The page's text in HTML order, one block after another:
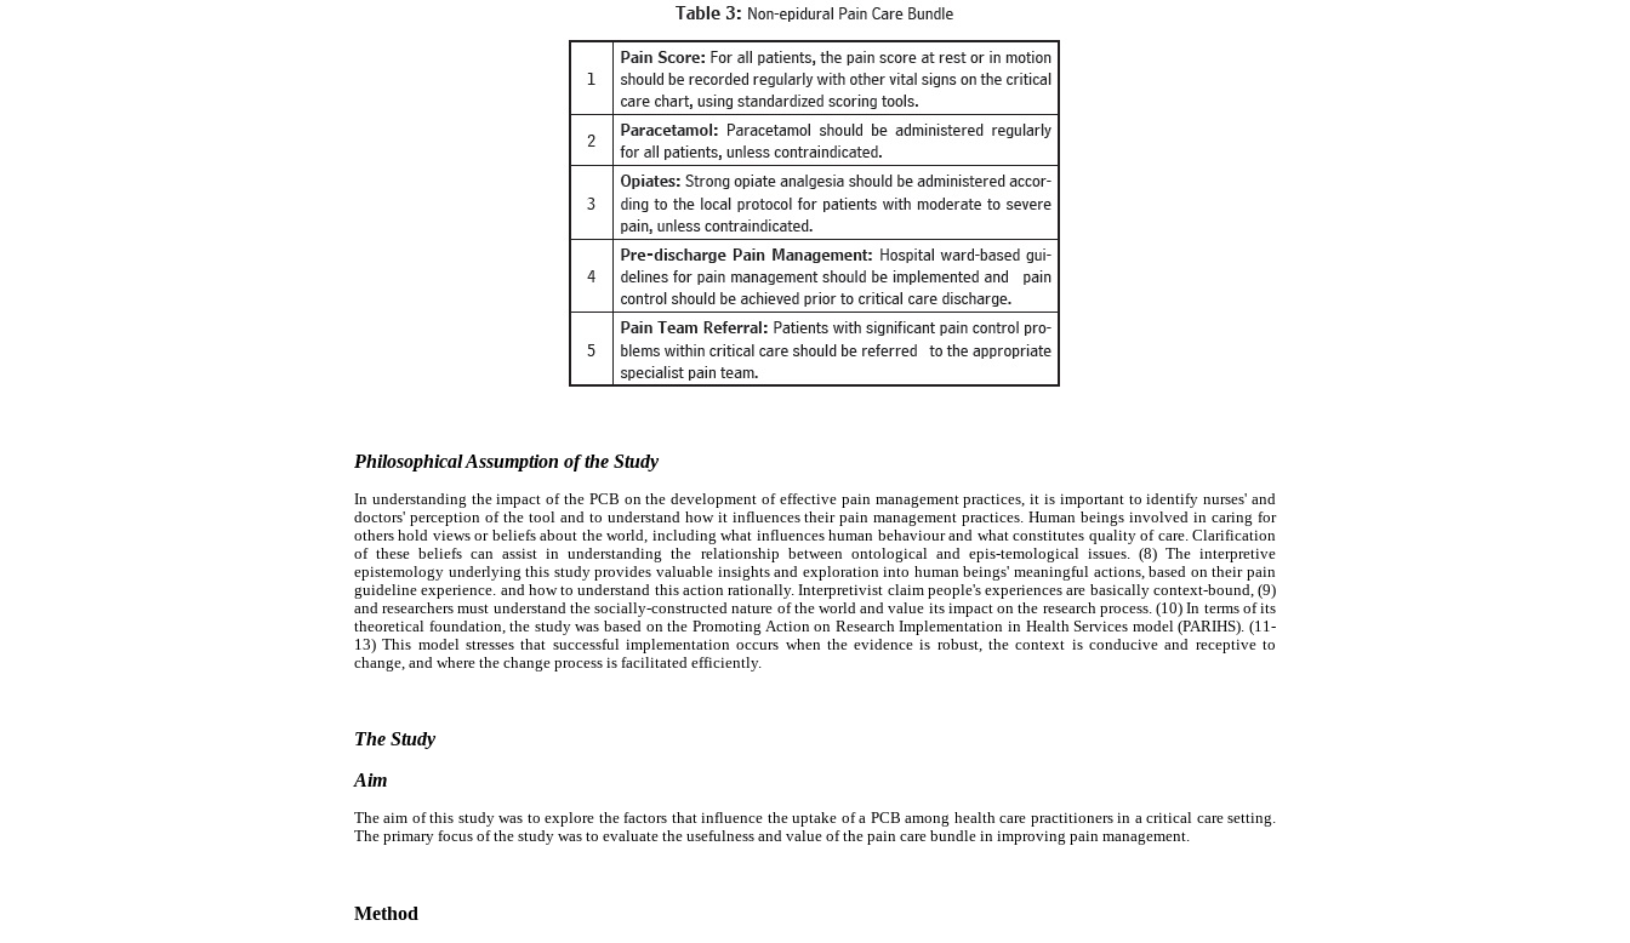
Philosophical Assumption of the Study
In understanding the impact of the PCB on the development of effective pain management practices, it is important to identify nurses' and
doctors' perception of the tool and to understand how it influences their pain management practices. Human beings involved in caring for
others hold views or beliefs about the world, including what influences human behaviour and what constitutes quality of care. Clarification
of these beliefs can assist in understanding the relationship between ontological and epis-temological issues. (8) The interpretive
epistemology underlying this study provides valuable insights and exploration into human beings' meaningful actions, based on their pain
guideline experience. and how to understand this action rationally. Interpretivist claim people's experiences are basically context-bound, (9)
and researchers must understand the socially-constructed nature of the world and value its impact on the research process. (10) In terms of its
theoretical foundation, the study was based on the Promoting Action on Research Implementation in Health Services model (PARIHS). (11-
13) This model stresses that successful implementation occurs when the evidence is robust, the context is conducive and receptive to
change, and where the change process is facilitated efficiently.
The Study
Aim
The aim of this study was to explore the factors that influence the uptake of a PCB among health care practitioners in a critical care setting.
The primary focus of the study was to evaluate the usefulness and value of the pain care bundle in improving pain management.
Method